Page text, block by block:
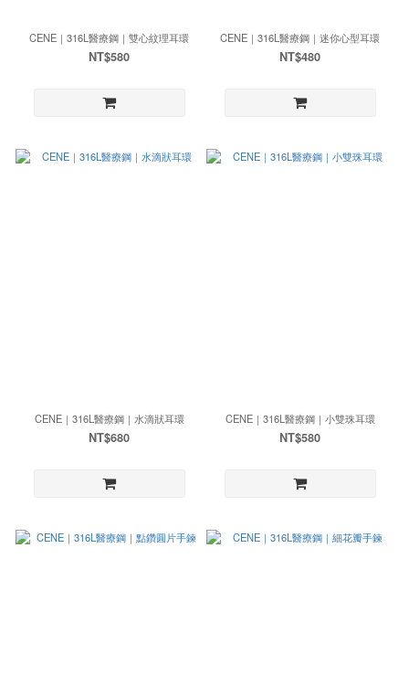
CENE｜316L醫療鋼｜雙心紋理耳環
NT$580
CENE｜316L醫療鋼｜迷你心型耳環
NT$480
CENE｜316L醫療鋼｜水滴狀耳環
NT$680
CENE｜316L醫療鋼｜小雙珠耳環
NT$580